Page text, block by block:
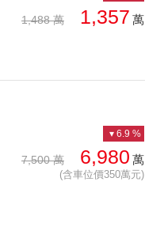
1,488 萬 1,357 萬
7,500 萬 6,980 萬
(含車位價350萬元)
6.9 %